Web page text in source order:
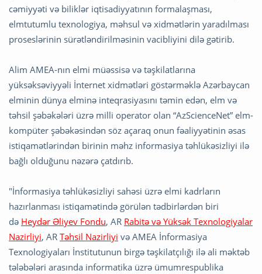
cəmiyyəti və biliklər iqtisadiyyatının formalaşması,
elmtutumlu texnologiya, məhsul və xidmətlərin yaradılması
proseslərinin sürətləndirilməsinin vacibliyini dilə gətirib.
Alim AMEA-nın elmi müəssisə və təşkilatlarına
yüksəksəviyyəli İnternet xidmətləri göstərməklə Azərbaycan
elminin dünya elminə inteqrasiyasını təmin edən, elm və
təhsil şəbəkələri üzrə milli operator olan “AzScienceNet” elm-
kompüter şəbəkəsindən söz açaraq onun fəaliyyətinin əsas
istiqamətlərindən birinin məhz informasiya təhlükəsizliyi ilə
bağlı olduğunu nəzərə çatdırıb.
"İnformasiya təhlükəsizliyi sahəsi üzrə elmi kadrların
hazırlanması istiqamətində görülən tədbirlərdən biri
də Heydər Əliyev Fondu, AR Rabitə və Yüksək Texnologiyalar
Nazirliyi, AR Təhsil Nazirliyi və AMEA İnformasiya
Texnologiyaları İnstitutunun birgə təşkilatçılığı ilə ali məktəb
tələbələri arasında informatika üzrə ümumrespublika